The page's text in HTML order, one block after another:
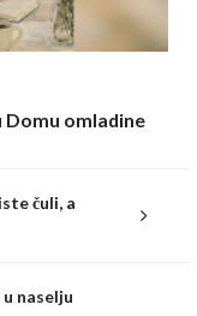
Domu omladine
čuli, a
naselju